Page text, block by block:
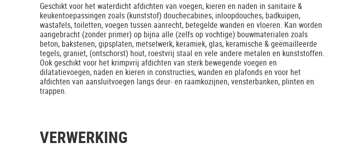
Geschikt voor het waterdicht afdichten van voegen, kieren en naden in sanitaire &
keukentoepassingen zoals (kunststof) douchecabines, inloopdouches, badkuipen,
wastafels, toiletten, voegen tussen aanrecht, betegelde wanden en vloeren. Kan worden
aangebracht (zonder primer) op bijna alle (zelfs op vochtige) bouwmaterialen zoals
beton, bakstenen, gipsplaten, metselwerk, keramiek, glas, keramische & geëmailleerde
tegels, graniet, (ontschorst) hout, roestvrij staal en vele andere metalen en kunststoffen.
Ook geschikt voor het krimpvrij afdichten van sterk bewegende voegen en
dilatatievoegen, naden en kieren in constructies, wanden en plafonds en voor het
afdichten van aansluitvoegen langs deur- en raamkozijnen, vensterbanken, plinten en
trappen.
VERWERKING